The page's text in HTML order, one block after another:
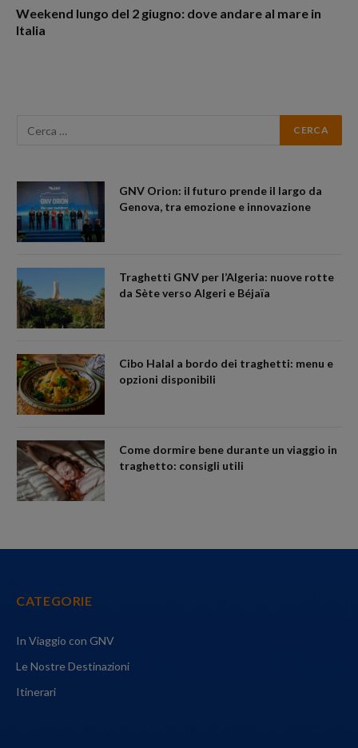
Weekend lungo del 2 giugno: dove andare al mare in
Italia
GNV Orion: il futuro prende il largo da
Genova, tra emozione e innovazione
Traghetti GNV per l’Algeria: nuove rotte
da Sète verso Algeri e Béjaïa
Cibo Halal a bordo dei traghetti: menu e
opzioni disponibili
Come dormire bene durante un viaggio in
traghetto: consigli utili
CATEGORIE
In Viaggio con GNV
Le Nostre Destinazioni
Itinerari